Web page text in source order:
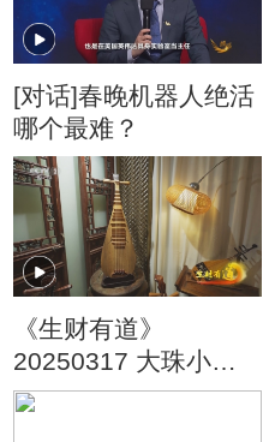
[对话]春晚机器人绝活
哪个最难？
《生财有道》
20250317 大珠小珠
落玉盘 指尖技艺口中